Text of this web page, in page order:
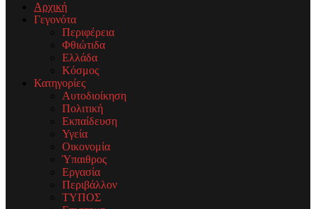
Αρχική
Γεγονότα
Περιφέρεια
Φθιώτιδα
Ελλάδα
Κόσμος
Κατηγορίες
Αυτοδιοίκηση
Πολιτική
Εκπαίδευση
Υγεία
Οικονομία
Ύπαιθρος
Εργασία
Περιβάλλον
ΤΥΠΟΣ